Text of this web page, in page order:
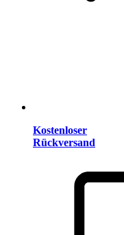
Kostenloser
Rückversand